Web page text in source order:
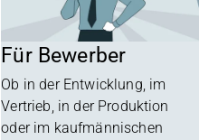
Für Bewerber
Ob in der Entwicklung, im
Vertrieb, in der Produktion
oder im kaufmännischen